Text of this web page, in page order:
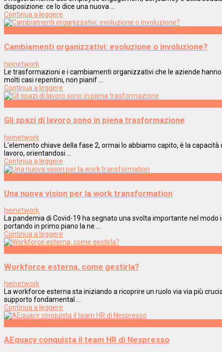
disposizione: ce lo dice una nuova ...
Continua a leggere
Cambiamenti organizzativi: evoluzione o involuzione?
heinetwork
Le trasformazioni e i cambiamenti organizzativi che le aziende
molti casi repentini, non pianif ...
Continua a leggere
Gli spazi di lavoro sono in piena trasformazione
heinetwork
L'elemento chiave della fase 2, ormai lo abbiamo capito, è la
lavoro, orientandosi ...
Continua a leggere
Una nuova vision per la work transformation
heinetwork
La pandemia di Covid-19 ha segnato una svolta importante nel
portando in primo piano la ne ...
Continua a leggere
Workforce esterna, come gestirla?
heinetwork
La workforce esterna sta iniziando a ricoprire un ruolo via via più
supporto fondamental ...
Continua a leggere
AEquacy conquista il team HR di Nespresso